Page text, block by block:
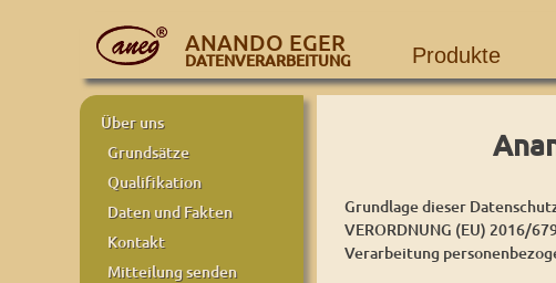
ANANDO EGER
DATENVERARBEITUNG Produkte
Über uns
Grundsätze
Qualifikation
Daten und Fakten
Kontakt
Mitteilung senden
Grundlage dieser
VERORDNUNG (EU) 2016/
Verarbeitung